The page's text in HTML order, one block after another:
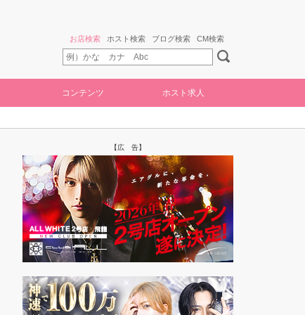
お店検索 ホスト検索 ブログ検索 CM検索
コンテンツ ホスト求人
【広 告】